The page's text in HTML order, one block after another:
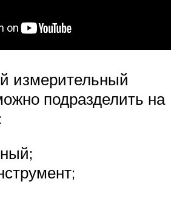
измерительный
подразделить на